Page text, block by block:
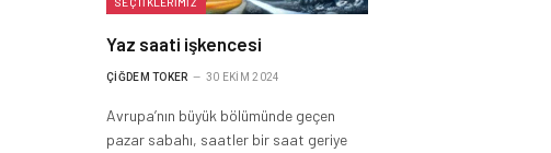
SEÇTIKLERIMIZ
Yaz saati işkencesi
ÇIĞDEM TOKER 30 EKIM 2024
Avrupa’nın büyük bölümünde geçen
pazar sabahı, saatler bir saat geriye